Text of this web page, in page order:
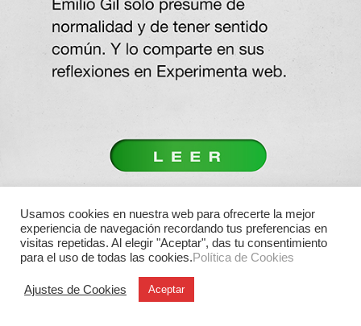
Usamos cookies en nuestra web para ofrecerte la mejor
experiencia de navegación recordando tus preferencias en
visitas repetidas. Al elegir "Aceptar", das tu consentimiento
para el uso de todas las cookies.Política de Cookies
Ajustes de Cookies Aceptar